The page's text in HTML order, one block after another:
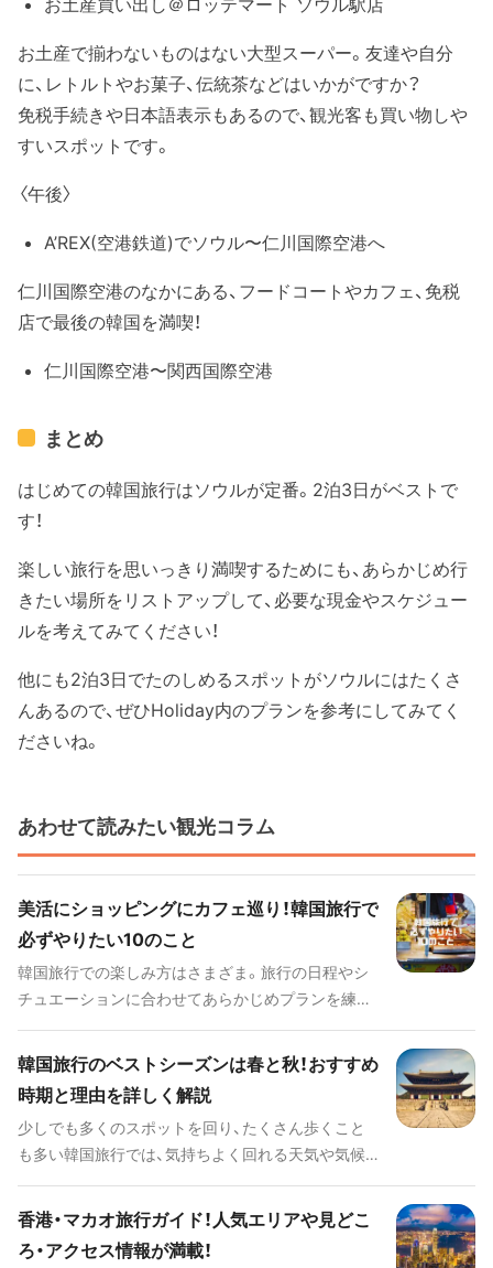
お土産で揃わないものはない大型スーパー。友達や自分
に、レトルトやお菓子、伝統茶などはいかがですか？
免税手続きや日本語表示もあるので、観光客も買い物しや
すいスポットです。
〈午後〉
A’REX(空港鉄道)でソウル〜仁川国際空港へ
仁川国際空港のなかにある、フードコートやカフェ、免税
店で最後の韓国を満喫！
仁川国際空港〜関西国際空港
まとめ
はじめての韓国旅行はソウルが定番。2泊3日がベストで
す！
楽しい旅行を思いっきり満喫するためにも、あらかじめ行
きたい場所をリストアップして、必要な現金やスケジュー
ルを考えてみてください！
他にも2泊3日でたのしめるスポットがソウルにはたくさ
んあるので、ぜひHoliday内のプランを参考にしてみてく
ださいね。
あわせて読みたい観光コラム
美活にショッピングにカフェ巡り！韓国旅行で
必ずやりたい10のこと
韓国旅行での楽しみ方はさまざま。旅行の日程やシ
チュエーションに合わせてあらかじめプランを練り
とをご紹介します。
韓国旅行のベストシーズンは春と秋！おすすめ
時期と理由を詳しく解説
少しでも多くのスポットを回り、たくさん歩くこと
も多い韓国旅行では、気持ちよく回れる天気や気候
でないと楽しめないこともあるので逃したくありま
せん。そこで今回は韓国旅行のベストシーズンにつ
いてお伝えします。
香港・マカオ旅行ガイド！人気エリアや見どこ
ろ・アクセス情報が満載！